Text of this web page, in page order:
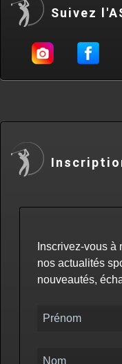
Suivez
Inscrivez-vous
nos actualités
nouveautés,